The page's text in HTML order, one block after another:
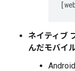
ネイティブ
んだモバイ
Android